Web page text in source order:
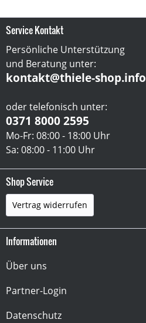
Service Kontakt
Persönliche Unterstützung
und Beratung unter:
kontakt@thiele-shop.info
oder telefonisch unter:
0371 8000 2595
Mo-Fr: 08:00 - 18:00 Uhr
Sa: 08:00 - 11:00 Uhr
Shop Service
Vertrag widerrufen
Informationen
Über uns
Partner-Login
Datenschutz